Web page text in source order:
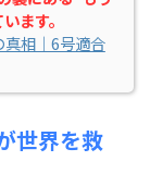
ます。
相｜6号適合
世界を救